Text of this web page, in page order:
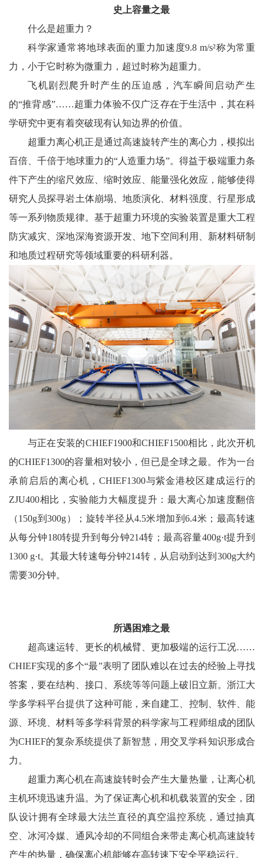
史上容量之最
什么是超重力？
科学家通常将地球表面的重力加速度9.8 m/s²称为常重
力，小于它时称为微重力，超过时称为超重力。
飞机剧烈爬升时产生的压迫感，汽车瞬间启动产生
的“推背感”……超重力体验不仅广泛存在于生活中，其在科
学研究中更有着突破现有认知边界的价值。
超重力离心机正是通过高速旋转产生的离心力，模拟出
百倍、千倍于地球重力的“人造重力场”。得益于极端重力条
件下产生的缩尺效应、缩时效应、能量强化效应，能够使得
研究人员探寻岩土体崩塌、地质演化、材料强度、行星形成
等一系列物质规律。基于超重力环境的实验装置是重大工程
防灾减灾、深地深海资源开发、地下空间利用、新材料研制
和地质过程研究等领域重要的科研利器。
与正在安装的CHIEF1900和CHIEF1500相比，此次开机
的CHIEF1300的容量相对较小，但已是全球之最。作为一台
承前启后的离心机，CHIEF1300与紫金港校区建成运行的
ZJU400相比，实验能力大幅度提升：最大离心加速度翻倍
（150g到300g）；旋转半径从4.5米增加到6.4米；最高转速
从每分钟180转提升到每分钟214转；最高容量400g·t提升到
1300 g·t。其最大转速每分钟214转，从启动到达到300g大约
需要30分钟。
所遇困难之最
超高速运转、更长的机械臂、更加极端的运行工况……
CHIEF实现的多个“最”表明了团队难以在过去的经验上寻找
答案，要在结构、接口、系统等等问题上破旧立新。浙江大
学多学科平台提供了这种可能，来自建工、控制、软件、能
源、环境、材料等多学科背景的科学家与工程师组成的团队
为CHIEF的复杂系统提供了新智慧，用交叉学科知识形成合
力。
超重力离心机在高速旋转时会产生大量热量，让离心机
主机环境迅速升温。为了保证离心机和机载装置的安全，团
队设计拥有全球最大法兰直径的真空温控系统，通过抽真
空、冰河冷媒、通风冷却的不同组合来带走离心机高速旋转
产生的热量，确保离心机能够在高转速下安全平稳运行。